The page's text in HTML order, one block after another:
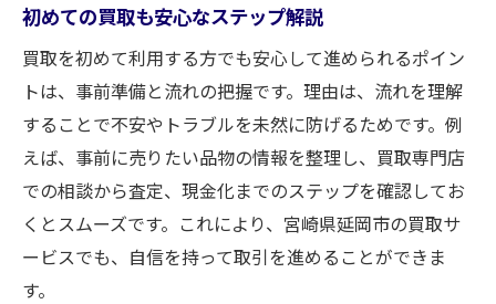
初めての買取も安心なステップ解説
買取を初めて利用する方でも安心して進められるポイン
トは、事前準備と流れの把握です。理由は、流れを理解
することで不安やトラブルを未然に防げるためです。例
えば、事前に売りたい品物の情報を整理し、買取専門店
での相談から査定、現金化までのステップを確認してお
くとスムーズです。これにより、宮崎県延岡市の買取サ
ービスでも、自信を持って取引を進めることができま
す。